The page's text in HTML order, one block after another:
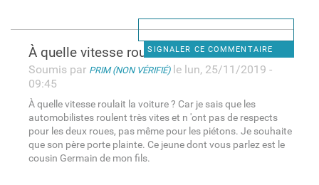
SIGNALER CE COMMENTAIRE
À quelle vitesse roulait la
Soumis par PRIM (NON VÉRIFIÉ)le lun, 25/11/2019 -
09:45
À quelle vitesse roulait la voiture ? Car je sais que les
automobilistes roulent très vites et n 'ont pas de respects
pour les deux roues, pas même pour les piétons. Je souhaite
que son père porte plainte. Ce jeune dont vous parlez est le
cousin Germain de mon fils.